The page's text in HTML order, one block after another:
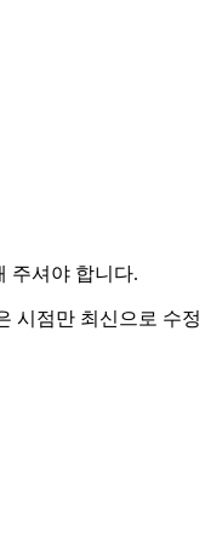
주셔야 합니다.
시점만 최신으로 수정